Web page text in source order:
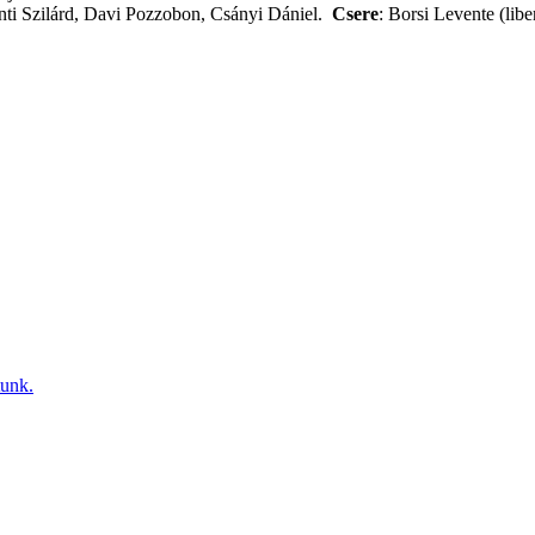
Szilárd, Davi Pozzobon, Csányi Dániel. Csere: Borsi Levente